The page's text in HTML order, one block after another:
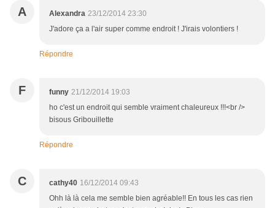
A Alexandra 23/12/2014 23:30
J'adore ça a l'air super comme endroit ! J'irais volontiers !
Répondre
F funny 21/12/2014 19:03
ho c'est un endroit qui semble vraiment chaleureux !!!<br />
bisous Gribouillette
Répondre
C cathy40 16/12/2014 09:43
Ohh là là cela me semble bien agréable!! En tous les cas rien